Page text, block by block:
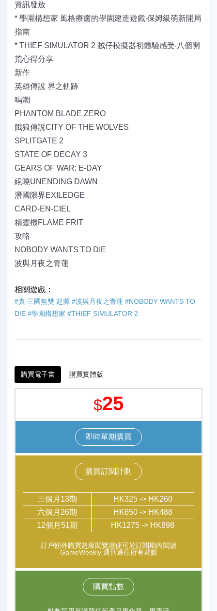
資訊發放
* 學園構想家 風格療癒的學園建造遊戲‧保姆級萌新開局
指南
* THIEF SIMULATOR 2 賊仔模擬器初體驗感受‧八個開
荒心得分享
新作
英雄傳說 界之軌跡
鳴潮
PHANTOM BLADE ZERO
餓狼傳說CITY OF THE WOLVES
SPLITGATE 2
STATE OF DECAY 3
GEARS OF WAR: E-DAY
絕曉UNENDING DAWN
潛國限界EXILEDGE
CARD-EN-CIEL
精靈機FLAME FRIT
攻略
NOBODY WANTS TO DIE
波與月夜之青蓮
相關遊戲：
#真‧三國無雙 起源 #波與月夜之青蓮 #NOBODY WANTS TO
DIE #學園構想家 #THIEF SIMULATOR 2
購買電子書 購買實體版
$25
即時單期購買
購買訂閱計劃
三個月13期
HK325 -> HK260
六個月26期
HK650 -> HK488
12個月51期
HK1275 -> HK898
訂戶額外購買超級閱覽證便可於訂閱期內閱讀
GameWeekly 週刊過往所有期數
購買點數